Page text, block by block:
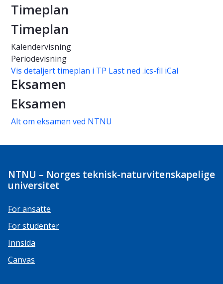
Timeplan
Timeplan
Kalendervisning
Periodevisning
Vis detaljert timeplan i TP Last ned .ics-fil iCal
Eksamen
Eksamen
Alt om eksamen ved NTNU
NTNU – Norges teknisk-naturvitenskapelige
universitet
For ansatte
For studenter
Innsida
Canvas